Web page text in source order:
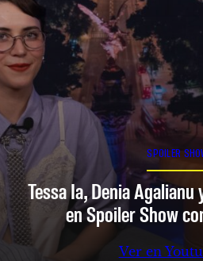
SPOILER
Tessa Ia, Denia
en Spoiler Show
Ver en